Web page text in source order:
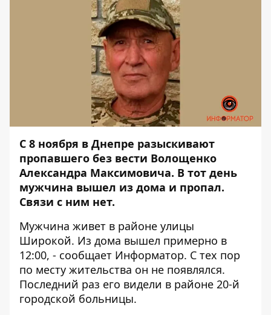
С 8 ноября в Днепре разыскивают
пропавшего без вести Волощенко
Александра Максимовича. В тот день
мужчина вышел из дома и пропал.
Связи с ним нет.
Мужчина живет в районе улицы
Широкой. Из дома вышел примерно в
12:00, - сообщает Информатор. С тех пор
по месту жительства он не появлялся.
Последний раз его видели в районе 20-й
городской больницы.